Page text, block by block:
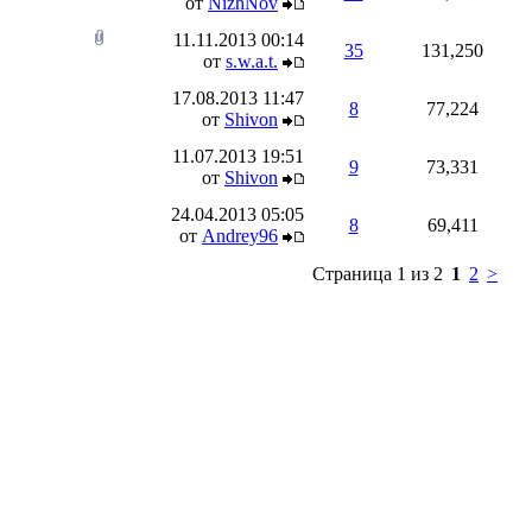
11.11.2013 00:14
от s.w.a.t.
35 131,250
17.08.2013 11:47
от Shivon
8 77,224
11.07.2013 19:51
от Shivon
9 73,331
24.04.2013 05:05
от Andrey96
8 69,411
Страница 1 из 2 1 2 >